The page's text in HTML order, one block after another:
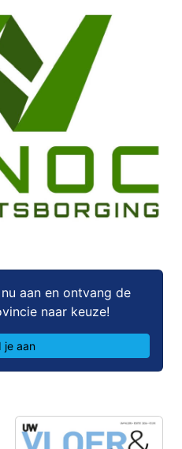
aan en ontvang de
naar keuze!
je aan